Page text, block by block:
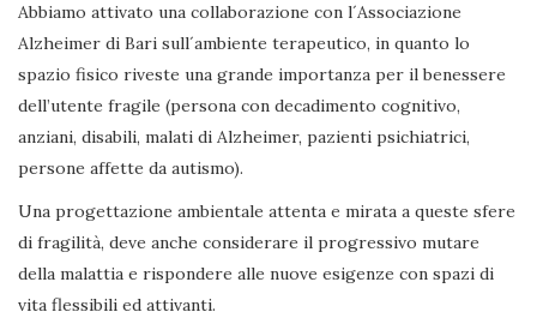
Abbiamo attivato una collaborazione con l´Associazione
Alzheimer di Bari sull´ambiente terapeutico, in quanto lo
spazio fisico riveste una grande importanza per il benessere
dell’utente fragile (persona con decadimento cognitivo,
anziani, disabili, malati di Alzheimer, pazienti psichiatrici,
persone affette da autismo).
Una progettazione ambientale attenta e mirata a queste sfere
di fragilità, deve anche considerare il progressivo mutare
della malattia e rispondere alle nuove esigenze con spazi di
vita flessibili ed attivanti.